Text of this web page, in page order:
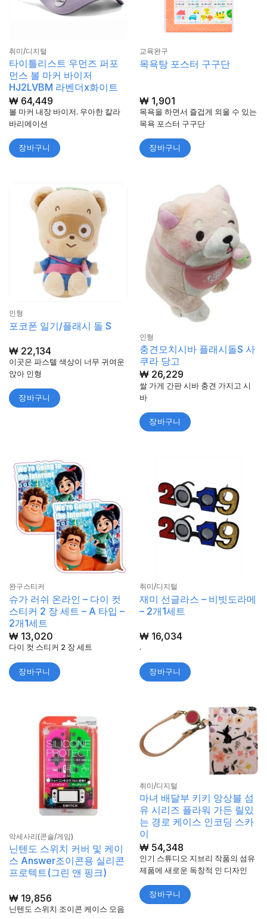
취미/디지털
타이틀리스트 우먼즈 퍼포
먼스 볼 마커 바이저
HJ2LVBM 라벤더x화이트
₩64,449
볼 마커 내장 바이저. 우아한 칼라
바리에이션
장바구니
교육완구
목욕탕 포스터 구구단
₩1,901
목욕을 하면서 즐겁게 외울 수 있는
목욕 포스터 구구단
장바구니
인형
포코폰 일기/플래시 돌 S
₩22,134
이곳은 파스텔 색상이 너무 귀여운
앉아 인형
장바구니
인형
충견모치시바 플래시돌S 사
쿠라 당고
₩26,229
쌀 가게 간판 시바 충견 가지고 시
바
장바구니
완구스티커
슈가 러쉬 온라인 – 다이 컷
스티커 2 장 세트 – A 타입 –
2개1세트
₩13,020
다이 컷 스티커 2 장 세트
장바구니
취미/디지털
재미 선글라스 – 비빗도라메
– 2개1세트
₩16,034
.
장바구니
악세사리(콘솔/게임)
닌텐도 스위치 커버 및 케이
스 Answer조이콘용 실리콘
프로텍트(그린 앤 핑크)
₩19,856
닌텐도 스위치 조이콘 케이스 모음
취미/디지털
마녀 배달부 키키 앙상블 섬
유 시리즈 플라워 가든 릴있
는 경로 케이스 인코딩 스카
이
₩54,348
인기 스튜디오 지브리 작품의 섬유
제품에 새로운 독창적 인 디자인
장바구니